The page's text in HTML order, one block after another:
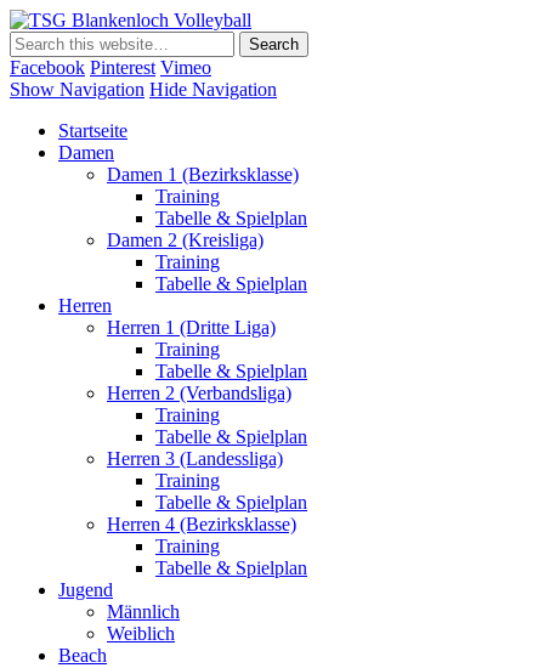
Volleyball Dritte Liga
Facebook Pinterest Vimeo
Show Navigation Hide Navigation
Startseite
Damen
Damen 1 (Bezirksklasse)
Training
Tabelle & Spielplan
Damen 2 (Kreisliga)
Training
Tabelle & Spielplan
Herren
Herren 1 (Dritte Liga)
Training
Tabelle & Spielplan
Herren 2 (Verbandsliga)
Training
Tabelle & Spielplan
Herren 3 (Landessliga)
Training
Tabelle & Spielplan
Herren 4 (Bezirksklasse)
Training
Tabelle & Spielplan
Jugend
Männlich
Weiblich
Beach